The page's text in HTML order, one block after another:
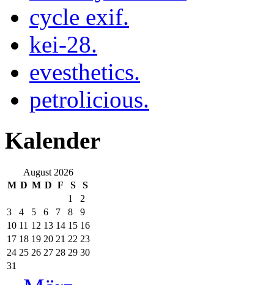
cycle exif.
kei-28.
evesthetics.
petrolicious.
Kalender
August 2026
M D M D F S
S
1
2
3
4 5 6 7 8
9
10 11 12 13 14 15 16
17 18 19 20 21 22 23
24 25 26 27 28 29 30
31